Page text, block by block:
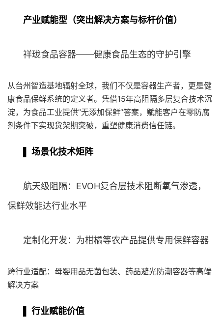
产业赋能型（突出解决方案与标杆价值）
祥珑食品容器——健康食品生态的守护引擎
从台州智造基地辐射全球，我们不仅是容器生产者，更是健
康食品保鲜系统的定义者。凭借15年高阻隔多层复合技术沉
淀，为食品工业提供”无添加保鲜”答案，赋能客户在零防腐
剂条件下实现货架期突破，重塑健康消费信任链。
▌ 场景化技术矩阵
航天级阻隔：EVOH复合层技术阻断氧气渗透，
保鲜效能达行业水平
定制化开发：为柑橘等农产品提供专用保鲜容器
跨行业适配：母婴用品无菌包装、药品避光防潮容器等高端
解决方案
▌ 行业赋能价值